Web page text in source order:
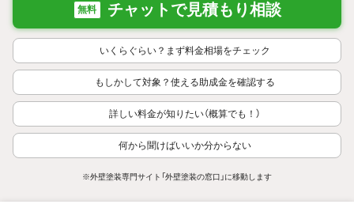
無料 チャットで見積もり相談
いくらぐらい？まず料金相場をチェック
もしかして対象？使える助成金を確認する
詳しい料金が知りたい（概算でも！）
何から聞けばいいか分からない
※外壁塗装専門サイト「外壁塗装の窓口」に移動します